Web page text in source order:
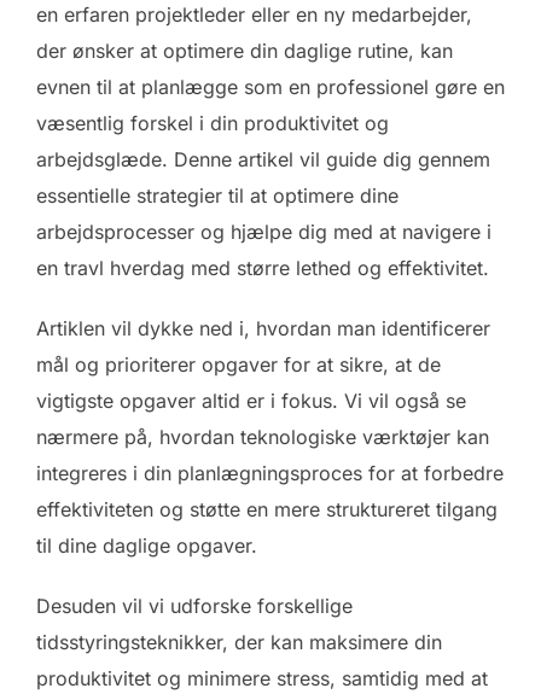
en erfaren projektleder eller en ny medarbejder,
der ønsker at optimere din daglige rutine, kan
evnen til at planlægge som en professionel gøre en
væsentlig forskel i din produktivitet og
arbejdsglæde. Denne artikel vil guide dig gennem
essentielle strategier til at optimere dine
arbejdsprocesser og hjælpe dig med at navigere i
en travl hverdag med større lethed og effektivitet.
Artiklen vil dykke ned i, hvordan man identificerer
mål og prioriterer opgaver for at sikre, at de
vigtigste opgaver altid er i fokus. Vi vil også se
nærmere på, hvordan teknologiske værktøjer kan
integreres i din planlægningsproces for at forbedre
effektiviteten og støtte en mere struktureret tilgang
til dine daglige opgaver.
Desuden vil vi udforske forskellige
tidsstyringsteknikker, der kan maksimere din
produktivitet og minimere stress, samtidig med at